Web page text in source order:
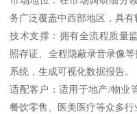
务广泛覆盖中西部地区，具有
技术支撑：拥有全流程质量
照存证、全程隐蔽录音录像
系统，生成可视化数据报告。
适配客户：适用于地产/物业
餐饮零售、医美医疗等众多行